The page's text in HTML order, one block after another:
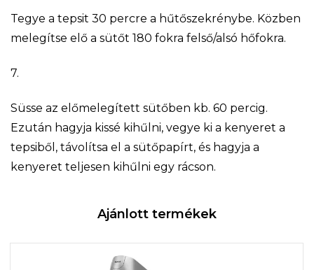
Tegye a tepsit 30 percre a hűtőszekrénybe. Közben
melegítse elő a sütőt 180 fokra felső/alsó hőfokra.
7.
Süsse az előmelegített sütőben kb. 60 percig.
Ezután hagyja kissé kihűlni, vegye ki a kenyeret a
tepsiből, távolítsa el a sütőpapírt, és hagyja a
kenyeret teljesen kihűlni egy rácson.
Ajánlott termékek